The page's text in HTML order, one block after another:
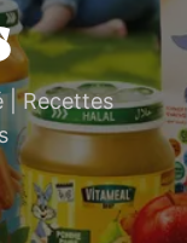
| Recettes